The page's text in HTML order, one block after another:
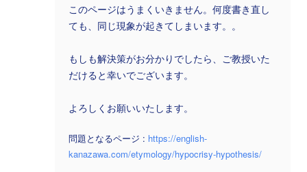
このページはうまくいきません。何度書き直し
ても、同じ現象が起きてしまいます。。
もしも解決策がお分かりでしたら、ご教授いた
だけると幸いでございます。
よろしくお願いいたします。
問題となるページ : https://english-
kanazawa.com/etymology/hypocrisy-hypothesis/